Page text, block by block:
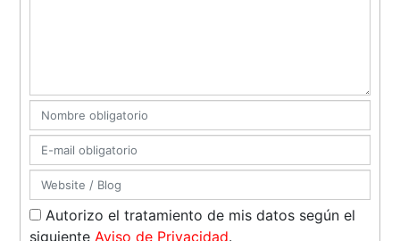
Autorizo el tratamiento de mis datos según el
siguienteAviso de Privacidad.